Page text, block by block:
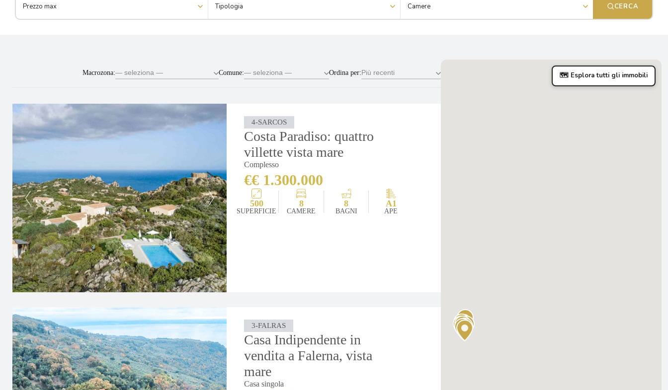
CERCA
Macrozona: Comune: Ordina per:
4-SARCOS
Costa Paradiso: quattro
villette vista mare
Complesso
€€ 1.300.000
500
SUPERFICIE
8
CAMERE
8
BAGNI
A1
APE
3-FALRAS
Casa Indipendente in
vendita a Falerna, vista
mare
Casa singola
🗺 Esplora tutti gli immobili